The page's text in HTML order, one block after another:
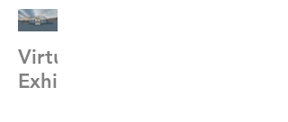
Virtual
Exhibition